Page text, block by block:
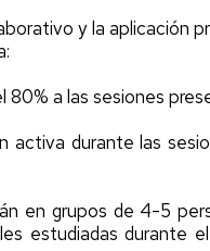
y la aplicación
a las sesiones
activa durante las
en grupos de 4-5
estudiadas durante